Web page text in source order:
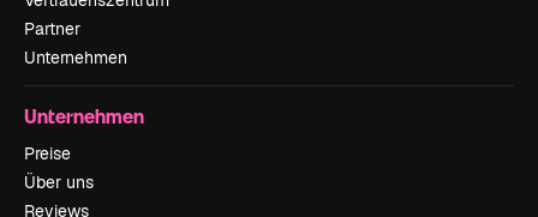
Partner
Unternehmen
Unternehmen
Preise
Über uns
Reviews